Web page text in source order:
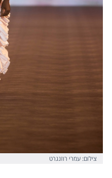
צילום: עמרי רוזנגרט